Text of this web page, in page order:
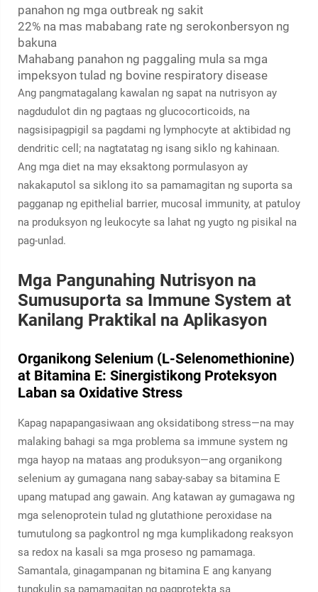
panahon ng mga outbreak ng sakit
22% na mas mababang rate ng serokonbersyon ng
bakuna
Mahabang panahon ng paggaling mula sa mga
impeksyon tulad ng bovine respiratory disease
Ang pangmatagalang kawalan ng sapat na nutrisyon ay
nagdudulot din ng pagtaas ng glucocorticoids, na
nagsisipagpigil sa pagdami ng lymphocyte at aktibidad ng
dendritic cell; na nagtatatag ng isang siklo ng kahinaan.
Ang mga diet na may eksaktong pormulasyon ay
nakakaputol sa siklong ito sa pamamagitan ng suporta sa
pagganap ng epithelial barrier, mucosal immunity, at patuloy
na produksyon ng leukocyte sa lahat ng yugto ng pisikal na
pag-unlad.
Mga Pangunahing Nutrisyon na
Sumusuporta sa Immune System at
Kanilang Praktikal na Aplikasyon
Organikong Selenium (L-Selenomethionine)
at Bitamina E: Sinergistikong Proteksyon
Laban sa Oxidative Stress
Kapag napapangasiwaan ang oksidatibong stress—na may
malaking bahagi sa mga problema sa immune system ng
mga hayop na mataas ang produksyon—ang organikong
selenium ay gumagana nang sabay-sabay sa bitamina E
upang matupad ang gawain. Ang katawan ay gumagawa ng
mga selenoprotein tulad ng glutathione peroxidase na
tumutulong sa pagkontrol ng mga kumplikadong reaksyon
sa redox na kasali sa mga proseso ng pamamaga.
Samantala, ginagampanan ng bitamina E ang kanyang
tungkulin sa pamamagitan ng pagprotekta sa